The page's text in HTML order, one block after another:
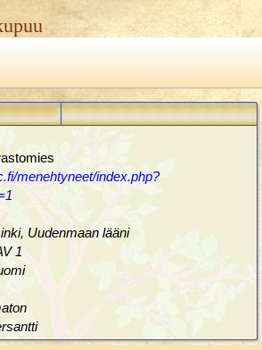
menehtyneet/index.php?
Uudenmaan lääni
1